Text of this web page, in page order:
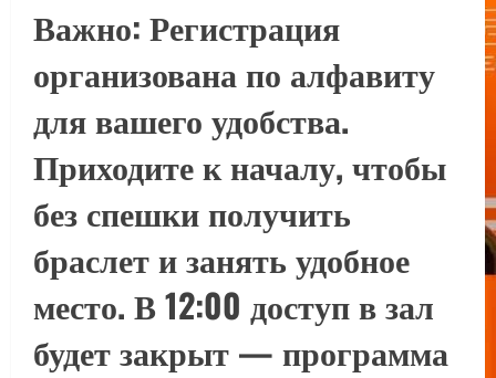
Важно: Регистрация
организована по алфавиту
для вашего удобства.
Приходите к началу, чтобы
без спешки получить
браслет и занять удобное
место. В 12:00 доступ в зал
будет закрыт — программа